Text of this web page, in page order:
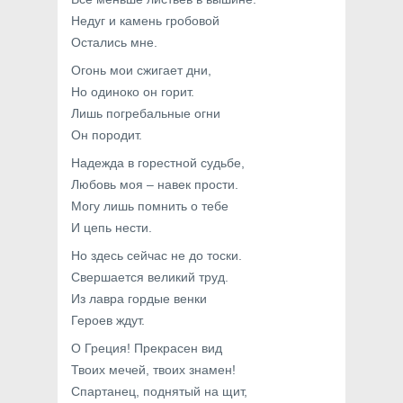
Недуг и камень гробовой
Остались мне.
Огонь мои сжигает дни,
Но одиноко он горит.
Лишь погребальные огни
Он породит.
Надежда в горестной судьбе,
Любовь моя – навек прости.
Могу лишь помнить о тебе
И цепь нести.
Но здесь сейчас не до тоски.
Свершается великий труд.
Из лавра гордые венки
Героев ждут.
О Греция! Прекрасен вид
Твоих мечей, твоих знамен!
Спартанец, поднятый на щит,